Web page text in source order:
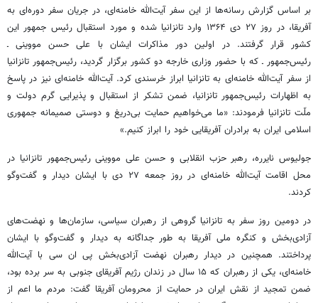
بر اساس گزارش رسانه‌ها از این سفر آیت‌الله خامنه‌ای، در جریان سفر دوره‌ای به
آفریقا، در روز ۲۷ دی ۱۳۶۴ وارد تانزانیا شده و مورد استقبال رئیس جمهور این
کشور قرار گرفتند. در اولین دور مذاکرات ایشان با علی حسن مووینی ـ
رئیس‌جمهور ـ که با حضور وزاری خارجه دو کشور برگزار گردید، رئیس‌جمهور تانزانیا
از سفر آیت‌الله خامنه‌ای به تانزانیا ابراز خرسندی کرد. آیت‌الله خامنه‌ای نیز در پاسخ
به اظهارات رئیس‌جمهور تانزانیا، ضمن تشکر از استقبال و پذیرایی گرم دولت و
ملّت تانزانیا فرمودند: «ما می‌خواهیم حمایت بی‌دریغ و دوستی صمیمانه جمهوری
اسلامی ایران به برادران آفریقایی خود را ابراز کنیم.»
جولیوس نایرره، رهبر حزب انقلابی و حسن علی مووینی رئیس‌جمهور تانزانیا در
محل اقامت آیت‌الله خامنه‌ای در روز جمعه ۲۷ دی با ایشان دیدار و گفت‌وگو
کردند.
در دومین روز سفر به تانزانیا گروهی از رهبران سیاسی، سازمان‌ها و نهضت‌های
آزادی‌بخش و کنگره ملی آفریقا به طور جداگانه به دیدار و گفت‌وگو با ایشان
پرداختند. همچنین در دیدار رهبران نهضت آزادی‌بخش پی ان سی با آیت‌الله
خامنه‌ای، یکی از رهبران که ۱۵ سال در زندان رژیم آفریقای جنوبی به سر برده بود،
ضمن تمجید از نقش ایران در حمایت از محرومان آفریقا گفت: مردم ما اعم از